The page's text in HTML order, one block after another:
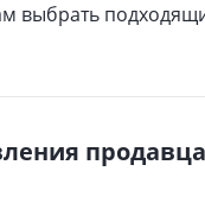
выбрать
продавца